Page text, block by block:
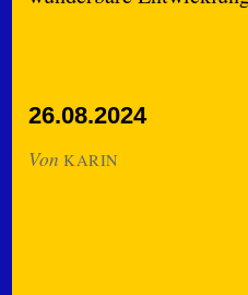
26.08.2024
Von KARIN